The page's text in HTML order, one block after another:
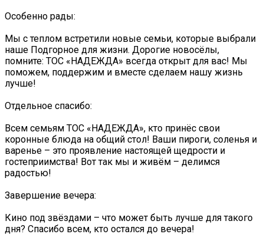
Особенно рады:
Мы с теплом встретили новые семьи, которые выбрали
наше Подгорное для жизни. Дорогие новосёлы,
помните: ТОС «НАДЕЖДА» всегда открыт для вас! Мы
поможем, поддержим и вместе сделаем нашу жизнь
лучше!
Отдельное спасибо:
Всем семьям ТОС «НАДЕЖДА», кто принёс свои
коронные блюда на общий стол! Ваши пироги, соленья и
варенье – это проявление настоящей щедрости и
гостеприимства! Вот так мы и живём – делимся
радостью!
Завершение вечера:
Кино под звёздами – что может быть лучше для такого
дня? Спасибо всем, кто остался до вечера!